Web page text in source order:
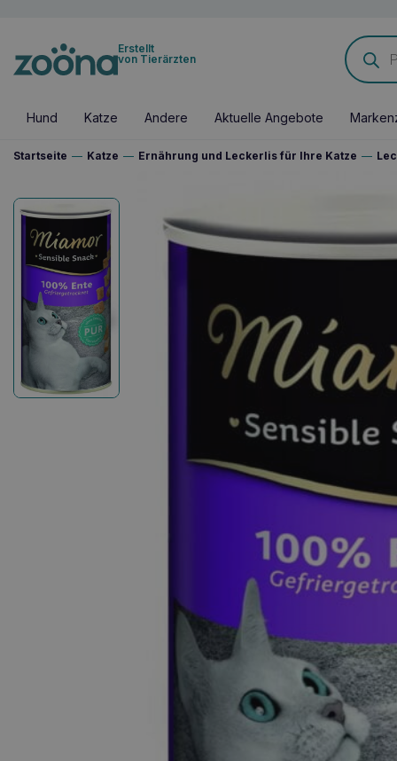
Erstellt
von Tierärzten
Products
search
Hund Katze Andere Aktuelle Angebote
Startseite — Katze — Ernährung und Leckerlis für Ihre Katze —